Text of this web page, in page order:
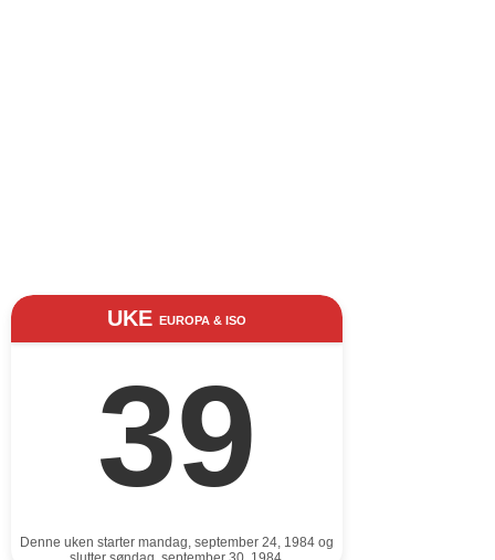
UKE EUROPA & ISO
39
Denne uken starter mandag, september 24, 1984 og